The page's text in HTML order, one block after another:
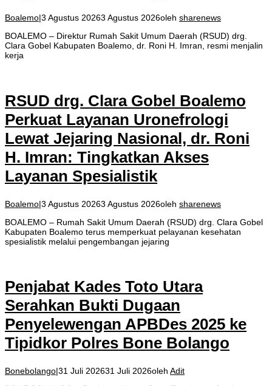
Boalemo|3 Agustus 20263 Agustus 2026oleh sharenews
BOALEMO – Direktur Rumah Sakit Umum Daerah (RSUD) drg.
Clara Gobel Kabupaten Boalemo, dr. Roni H. Imran, resmi menjalin
kerja
RSUD drg. Clara Gobel Boalemo
Perkuat Layanan Uronefrologi
Lewat Jejaring Nasional, dr. Roni
H. Imran: Tingkatkan Akses
Layanan Spesialistik
Boalemo|3 Agustus 20263 Agustus 2026oleh sharenews
BOALEMO – Rumah Sakit Umum Daerah (RSUD) drg. Clara Gobel
Kabupaten Boalemo terus memperkuat pelayanan kesehatan
spesialistik melalui pengembangan jejaring
Penjabat Kades Toto Utara
Serahkan Bukti Dugaan
Penyelewengan APBDes 2025 ke
Tipidkor Polres Bone Bolango
Bonebolango|31 Juli 202631 Juli 2026oleh Adit